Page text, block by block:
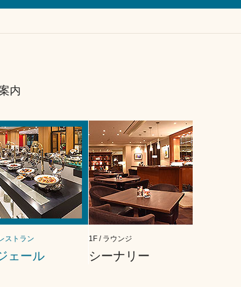
内
ストラン
ェール
1F / ラウンジ
シーナリー